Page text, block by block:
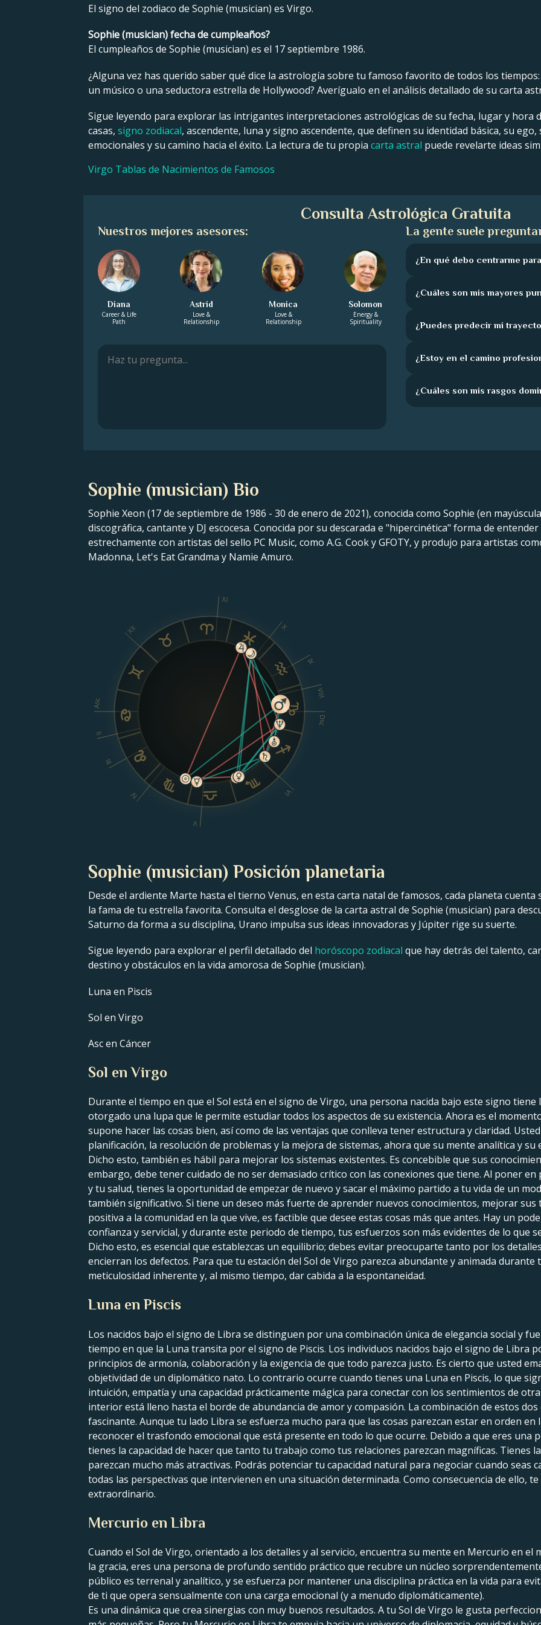
El signo del zodiaco de Sophie (musician) es Virgo.
Sophie (musician) fecha de cumpleaños?
El cumpleaños de Sophie (musician) es el 17 septiembre 1986.
¿Alguna vez has querido saber qué dice la astrología sobre tu famoso favorito de todos los
un músico o una seductora estrella de Hollywood? Averígualo en el análisis detallado de su carta
Sigue leyendo para explorar las intrigantes interpretaciones astrológicas de su fecha, lugar y hora
casas, signo zodiacal, ascendente, luna y signo ascendente, que definen su identidad básica, su
emocionales y su camino hacia el éxito. La lectura de tu propia carta astral puede revelarte ideas
Virgo Tablas de Nacimientos de Famosos
Consulta Astrológica Gratuita
Nuestros mejores asesores:
Diana
Career & Life
Path
Astrid
Love &
Relationship
Monica
Love &
Relationship
Solomon
Energy &
Spirituality
La gente suele
¿En qué debo centrarme
¿Cuáles son mis mayores
¿Puedes predecir mi
¿Estoy en el camino
¿Cuáles son mis rasgos
Sophie (musician) Bio
Sophie Xeon (17 de septiembre de 1986 - 30 de enero de 2021), conocida como Sophie (en
discográfica, cantante y DJ escocesa. Conocida por su descarada e "hipercinética" forma de
estrechamente con artistas del sello PC Music, como A.G. Cook y GFOTY, y produjo para artistas
Madonna, Let's Eat Grandma y Namie Amuro.
Asc
II
III
IV
V
VI
Dsc
VIII
IX
X
XI
XII
Sophie (musician) Posición planetaria
Desde el ardiente Marte hasta el tierno Venus, en esta carta natal de famosos, cada planeta
la fama de tu estrella favorita. Consulta el desglose de la carta astral de Sophie (musician) para
Saturno da forma a su disciplina, Urano impulsa sus ideas innovadoras y Júpiter rige su suerte.
Sigue leyendo para explorar el perfil detallado del horóscopo zodiacal que hay detrás del talento,
destino y obstáculos en la vida amorosa de Sophie (musician).
Luna en Piscis
Sol en Virgo
Asc en Cáncer
Sol en Virgo
Durante el tiempo en que el Sol está en el signo de Virgo, una persona nacida bajo este signo tiene
otorgado una lupa que le permite estudiar todos los aspectos de su existencia. Ahora es el
supone hacer las cosas bien, así como de las ventajas que conlleva tener estructura y claridad.
planificación, la resolución de problemas y la mejora de sistemas, ahora que su mente analítica y su
Dicho esto, también es hábil para mejorar los sistemas existentes. Es concebible que sus
embargo, debe tener cuidado de no ser demasiado crítico con las conexiones que tiene. Al poner
y tu salud, tienes la oportunidad de empezar de nuevo y sacar el máximo partido a tu vida de un
también significativo. Si tiene un deseo más fuerte de aprender nuevos conocimientos, mejorar
positiva a la comunidad en la que vive, es factible que desee estas cosas más que antes. Hay un
confianza y servicial, y durante este periodo de tiempo, tus esfuerzos son más evidentes de lo que
Dicho esto, es esencial que establezcas un equilibrio; debes evitar preocuparte tanto por los
encierran los defectos. Para que tu estación del Sol de Virgo parezca abundante y animada
meticulosidad inherente y, al mismo tiempo, dar cabida a la espontaneidad.
Luna en Piscis
Los nacidos bajo el signo de Libra se distinguen por una combinación única de elegancia social y
tiempo en que la Luna transita por el signo de Piscis. Los individuos nacidos bajo el signo de Libra
principios de armonía, colaboración y la exigencia de que todo parezca justo. Es cierto que usted
objetividad de un diplomático nato. Lo contrario ocurre cuando tienes una Luna en Piscis, lo que
intuición, empatía y una capacidad prácticamente mágica para conectar con los sentimientos de
interior está lleno hasta el borde de abundancia de amor y compasión. La combinación de estos
fascinante. Aunque tu lado Libra se esfuerza mucho para que las cosas parezcan estar en orden en
reconocer el trasfondo emocional que está presente en todo lo que ocurre. Debido a que eres una
tienes la capacidad de hacer que tanto tu trabajo como tus relaciones parezcan magníficas. Tienes
parezcan mucho más atractivas. Podrás potenciar tu capacidad natural para negociar cuando seas
todas las perspectivas que intervienen en una situación determinada. Como consecuencia de ello,
extraordinario.
Mercurio en Libra
Cuando el Sol de Virgo, orientado a los detalles y al servicio, encuentra su mente en Mercurio en el
la gracia, eres una persona de profundo sentido práctico que recubre un núcleo
público es terrenal y analítico, y se esfuerza por mantener una disciplina práctica en la vida para
de ti que opera sensualmente con una carga emocional (y a menudo diplomáticamente).
Es una dinámica que crea sinergias con muy buenos resultados. A tu Sol de Virgo le gusta